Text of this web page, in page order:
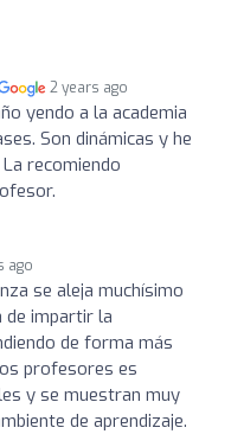
2 years ago
yendo a la academia
Son dinámicas y he
recomiendo
ago
se aleja muchísimo
impartir la
de forma más
profesores es
y se muestran muy
de aprendizaje.